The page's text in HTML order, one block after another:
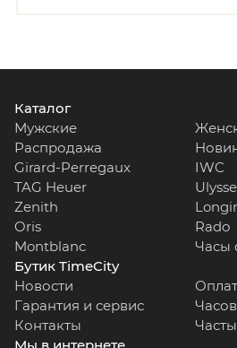
Каталог
Мужские
Распродажа
Girard-Perregaux
IWC
TAG Heuer
Zenith
Oris
Rado
Montblanc
Часы
Бутик TimeCity
Новости
Гарантия и сервис
Контакты